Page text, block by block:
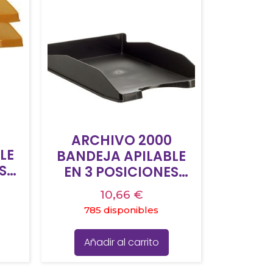
Y
ARCHIVO 2000
BANDEJA APILABLE
EN 3 POSICIONES
FONDO LISO DIN A4 Y
FOLIO 345X255X60
MM NEGRO
10,66 €
785 disponibles
Añadir al carrito